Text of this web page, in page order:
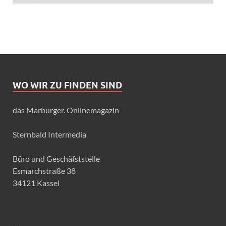
WO WIR ZU FINDEN SIND
das Marburger. Onlinemagazin
Sternbald Intermedia
Büro und Geschäfststelle
Esmarchstraße 38
34121 Kassel